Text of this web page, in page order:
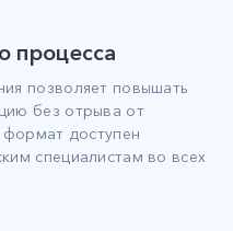
процесса
позволяет повышать
без отрыва от
формат доступен
специалистам во всех